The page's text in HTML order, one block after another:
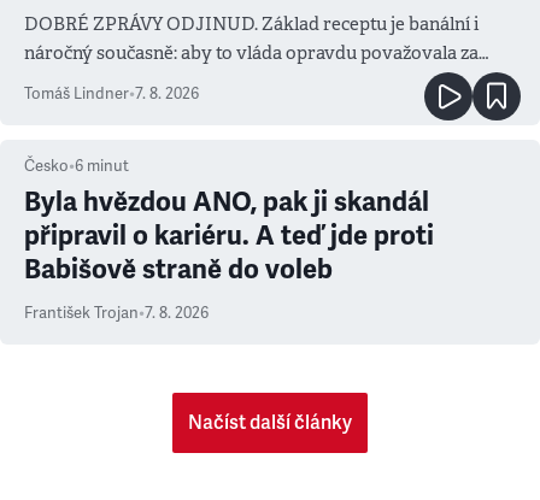
DOBRÉ ZPRÁVY ODJINUD. Základ receptu je banální i
náročný současně: aby to vláda opravdu považovala za
prioritu
Tomáš Lindner•7. 8. 2026
Česko•6 minut
Byla hvězdou ANO, pak ji skandál
připravil o kariéru. A teď jde proti
Babišově straně do voleb
František Trojan•7. 8. 2026
Načíst další články